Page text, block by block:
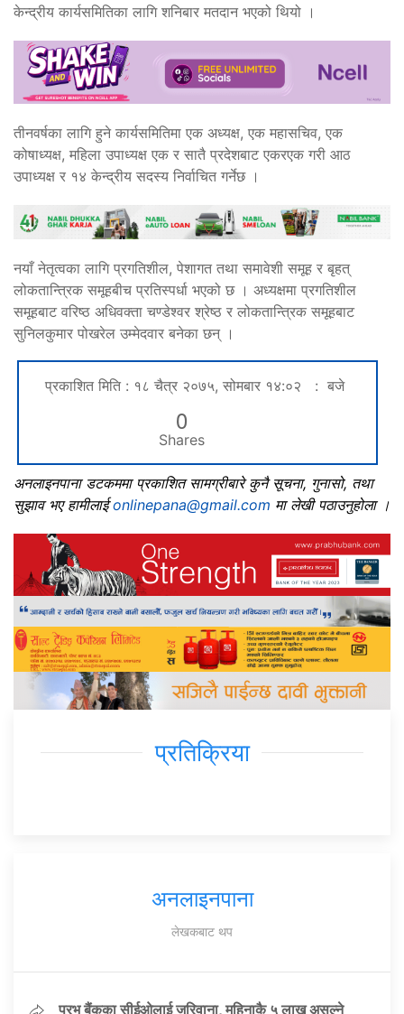
केन्द्रीय कार्यसमितिका लागि शनिबार मतदान भएको थियो ।
तीनवर्षका लागि हुने कार्यसमितिमा एक अध्यक्ष, एक महासचिव, एक
कोषाध्यक्ष, महिला उपाध्यक्ष एक र सातै प्रदेशबाट एकरएक गरी आठ
उपाध्यक्ष र १४ केन्द्रीय सदस्य निर्वाचित गर्नेछ ।
नयाँ नेतृत्वका लागि प्रगतिशील, पेशागत तथा समावेशी समूह र बृहत्
लोकतान्त्रिक समूहबीच प्रतिस्पर्धा भएको छ । अध्यक्षमा प्रगतिशील
समूहबाट वरिष्ठ अधिवक्ता चण्डेश्वर श्रेष्ठ र लोकतान्त्रिक समूहबाट
सुनिलकुमार पोखरेल उम्मेदवार बनेका छन् ।
प्रकाशित मिति : १८ चैत्र २०७५, सोमबार १४:०२ : बजे
0
Shares
अनलाइनपाना डटकममा प्रकाशित सामग्रीबारे कुनै सूचना, गुनासो, तथा
सुझाव भए हामीलाईonlinepana@gmail.com मा लेखी पठाउनुहोला ।
प्रतिक्रिया
अनलाइनपाना
लेखकबाट थप
प्रभु बैंकका सीईओलाई जरिवाना, महिनाकै ५ लाख असुल्ने